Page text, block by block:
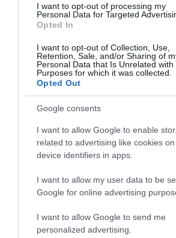
I want to opt-out of processing my
Personal Data for Targeted
Opted In
I want to opt-out of Collection, Use,
Retention, Sale, and/or Sharing of
Personal Data that Is Unrelated with
Purposes for which it was collected.
Opted Out
Google consents
I want to allow Google to enable
related to advertising like cookies
device identifiers in apps.
I want to allow my user data to be
Google for online advertising
I want to allow Google to send me
personalized advertising.
Λαφόν, Τσάβες, Κότσαρης,
Σιώπης, Τετέι, Ζαρουρί, Αντίνο,
– Μπράουν, Ίνγκασον, Κοντούρης,
Ταμπόρδα, Γεντβάι, Παντελίδης,
Κώτσιρας, Μπόκος, Βιλένα,
Κυριακόπουλος, Γιάγκουσιτς.